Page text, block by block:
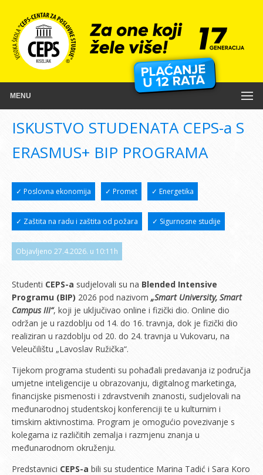
MENU
ISKUSTVO STUDENATA CEPS-a S
ERASMUS+ BIP PROGRAMA
✓ Poslovna ekonomija ✓ Promet ✓ Energetika
✓ Zaštita na radu i zaštita od požara ✓ Sigurnosne studije
Objavljeno 27.4.2026. u 10:11h
Studenti CEPS-a sudjelovali su na Blended Intensive
Programu (BIP) 2026 pod nazivom „Smart University, Smart
Campus III“, koji je uključivao online i fizički dio. Online dio
održan je u razdoblju od 14. do 16. travnja, dok je fizički dio
realiziran u razdoblju od 20. do 24. travnja u Vukovaru, na
Veleučilištu „Lavoslav Ružička“.
Tijekom programa studenti su pohađali predavanja iz područja
umjetne inteligencije u obrazovanju, digitalnog marketinga,
financijske pismenosti i zdravstvenih znanosti, sudjelovali na
međunarodnoj studentskoj konferenciji te u kulturnim i
timskim aktivnostima. Program je omogućio povezivanje s
kolegama iz različitih zemalja i razmjenu znanja u
međunarodnom okruženju.
Predstavnici CEPS-a bili su studentice Marina Tadić i Sara Koro